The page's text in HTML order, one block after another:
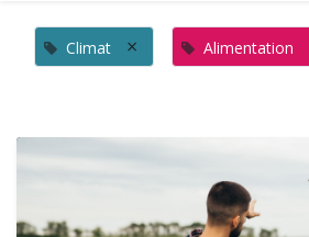
Climat × Alimentation